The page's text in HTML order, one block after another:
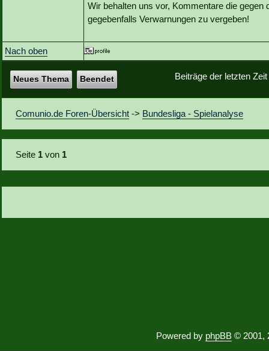
Wir behalten uns vor, Kommentare die
gegebenfalls Verwarnungen zu vergeben!
Nach oben
Beiträge der letzten
Neues Thema Beendet
Comunio.de Foren-Übersicht -> Bundesliga - Spielanalyse
Seite 1 von 1
Powered by phpBB © 2001,